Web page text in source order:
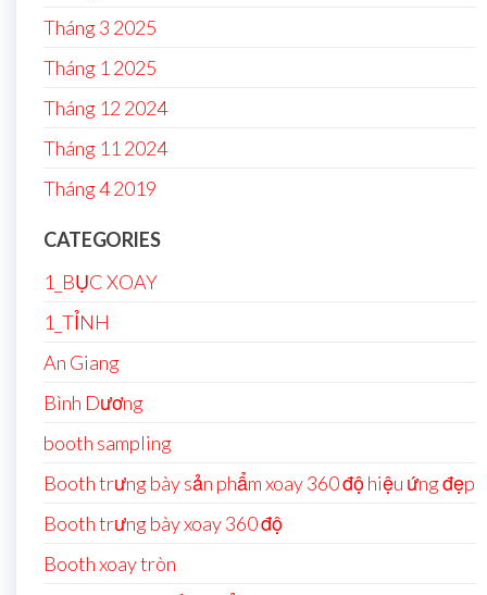
Tháng 3 2025
Tháng 1 2025
Tháng 12 2024
Tháng 11 2024
Tháng 4 2019
CATEGORIES
1_BỤC XOAY
1_TỈNH
An Giang
Bình Dương
booth sampling
Booth trưng bày sản phẩm xoay 360 độ hiệu ứng đẹp
Booth trưng bày xoay 360 độ
Booth xoay tròn